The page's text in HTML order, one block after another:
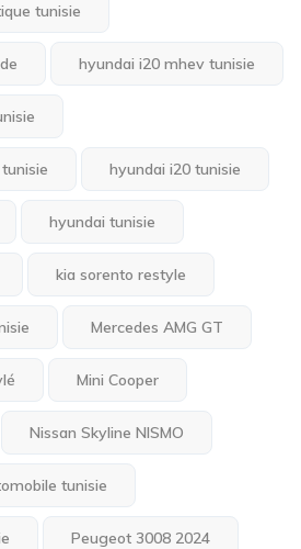
tunisie
hyundai i20 mhev tunisie
hyundai i20 tunisie
hyundai tunisie
kia sorento restyle
Mercedes AMG GT
Mini Cooper
Nissan Skyline NISMO
tunisie
Peugeot 3008 2024